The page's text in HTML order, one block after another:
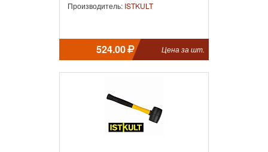
Производитель: ISTKULT
524.00 Цена за шт.